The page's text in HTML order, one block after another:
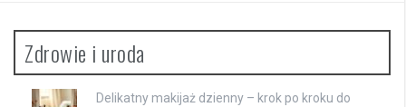
Zdrowie i uroda
Delikatny makijaż dzienny – krok po kroku do